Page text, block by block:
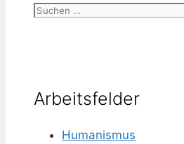
Suchen
Arbeitsfelder
Humanismus